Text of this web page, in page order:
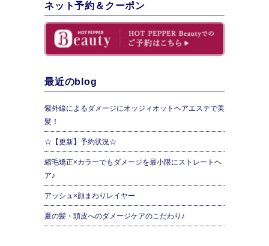
ネット予約＆クーポン
最近のblog
紫外線によるダメージにオッジィオットヘアエステで美
髪！
☆【更新】予約状況☆
縮毛矯正×カラーでもダメージを最小限にストレートヘ
ア♪
アッシュ×顔まわりレイヤー
夏の髪・頭皮へのダメージケアのこだわり♪